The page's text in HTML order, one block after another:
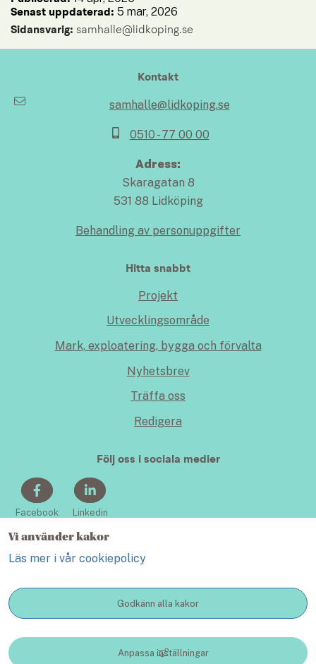
Vi använder kakor
Läs mer i vår cookiepolicy
Godkänn alla kakor
Anpassa inställningar
Senast uppdaterad: 5 mar, 2026
Sidansvarig: samhalle@lidkoping.se
Kontakt
samhalle@lidkoping.se
0510 - 77 00 00
Adress:
Skaragatan 8
531 88 Lidköping
Behandling av personuppgifter
Hitta snabbt
Projekt
Utvecklingsområde
Mark, exploatering, bygga och förvalta
Nyhetsbrev
Träffa oss
Redigera
Följ oss i sociala medier
Facebook Linkedin
Lidköping växer - en webbplats inom Lidköping kommun